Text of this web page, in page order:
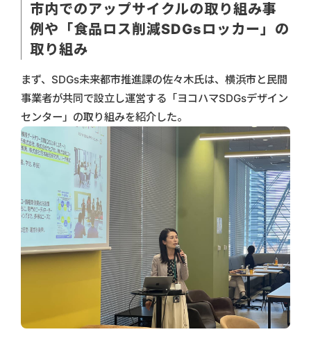
市内でのアップサイクルの取り組み事
例や「食品ロス削減SDGsロッカー」の
取り組み
まず、SDGs未来都市推進課の佐々木氏は、横浜市と民間
事業者が共同で設立し運営する「ヨコハマSDGsデザイン
センター」の取り組みを紹介した。